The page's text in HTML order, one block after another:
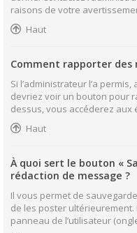
raisons de votre
Haut
Comment rapporter des
Si l’administrateur l’a
devriez voir un bouton pour
dessus, vous accéderez
Haut
À quoi sert le bouton «
rédaction de message ?
Il vous permet de
de les poster
panneau de l’utilisateur